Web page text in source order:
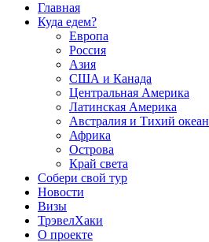
Главная
Куда едем?
Европа
Россия
Азия
США и Канада
Центральная Америка
Латинская Америка
Австралия и Тихий океан
Африка
Острова
Край света
Собери свой тур
Новости
Визы
ТрэвелХаки
О проекте